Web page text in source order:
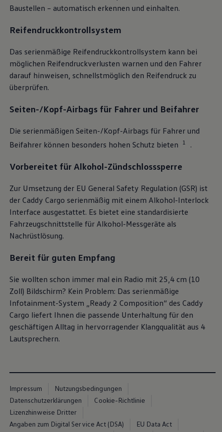
Baustellen – automatisch erkennen und einhalten.
Reifendruckkontrollsystem
Das serienmäßige Reifendruckkontrollsystem kann bei
möglichen Reifendruckverlusten warnen und den Fahrer
darauf hinweisen, schnellstmöglich den Reifendruck zu
überprüfen.
Seiten-/Kopf-Airbags für Fahrer und Beifahrer
Die serienmäßigen Seiten-/Kopf-Airbags für Fahrer und
Beifahrer können besonders hohen Schutz bieten
1 .
Vorbereitet für Alkohol-Zündschlosssperre
Zur Umsetzung der EU General Safety Regulation (GSR) ist
der Caddy Cargo serienmäßig mit einem Alkohol-Interlock
Interface ausgestattet. Es bietet eine standardisierte
Fahrzeugschnittstelle für Alkohol-Messgeräte als
Nachrüstlösung.
Bereit für guten Empfang
Sie wollten schon immer mal ein Radio mit 25,4 cm (10
Zoll) Bildschirm? Kein Problem: Das serienmäßige
Infotainment-System „Ready 2 Composition“ des Caddy
Cargo liefert Ihnen die passende Unterhaltung für den
geschäftigen Alltag in hervorragender Klangqualität aus 4
Lautsprechern.
Impressum
Nutzungsbedingungen
Datenschutzerklärungen
Cookie-Richtlinie
Lizenzhinweise Dritter
Angaben zum Digital Service Act (DSA)
EU Data Act